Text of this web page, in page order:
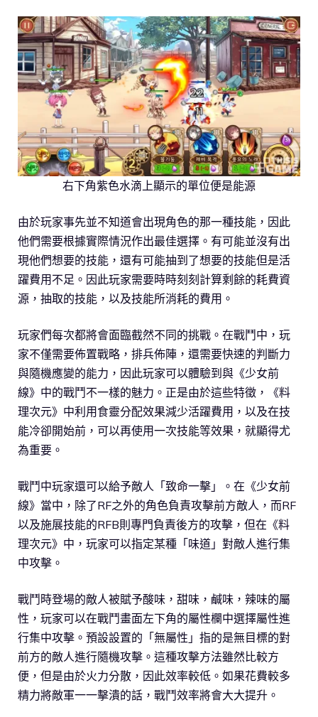
右下角紫色水滴上顯示的單位便是能源
由於玩家事先並不知道會出現角色的那一種技能，因此
他們需要根據實際情況作出最佳選擇。有可能並沒有出
現他們想要的技能，還有可能抽到了想要的技能但是活
躍費用不足。因此玩家需要時時刻刻計算剩餘的耗費資
源，抽取的技能，以及技能所消耗的費用。
玩家們每次都將會面臨截然不同的挑戰。在戰鬥中，玩
家不僅需要佈置戰略，排兵佈陣，還需要快速的判斷力
與隨機應變的能力，因此玩家可以體驗到與《少女前
線》中的戰鬥不一樣的魅力。正是由於這些特徵，《料
理次元》中利用食靈分配效果減少活躍費用，以及在技
能冷卻開始前，可以再使用一次技能等效果，就顯得尤
為重要。
戰鬥中玩家還可以給予敵人「致命一擊」。在《少女前
線》當中，除了RF之外的角色負責攻擊前方敵人，而RF
以及施展技能的RFB則專門負責後方的攻擊，但在《料
理次元》中，玩家可以指定某種「味道」對敵人進行集
中攻擊。
戰鬥時登場的敵人被賦予酸味，甜味，鹹味，辣味的屬
性，玩家可以在戰鬥畫面左下角的屬性欄中選擇屬性進
行集中攻擊。預設設置的「無屬性」指的是無目標的對
前方的敵人進行隨機攻擊。這種攻擊方法雖然比較方
便，但是由於火力分散，因此效率較低。如果花費較多
精力將敵軍一一擊潰的話，戰鬥效率將會大大提升。